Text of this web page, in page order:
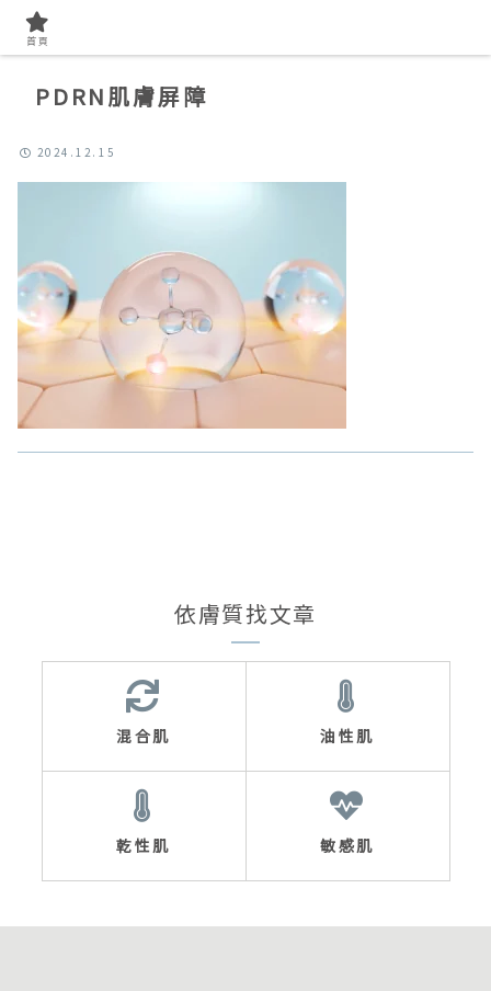
PDRN肌膚屏障
2024.12.15
依膚質找文章
混合肌 油性肌
乾性肌 敏感肌
首頁